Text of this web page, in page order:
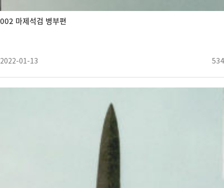
002 마제석검 병부편
2022-01-13 534